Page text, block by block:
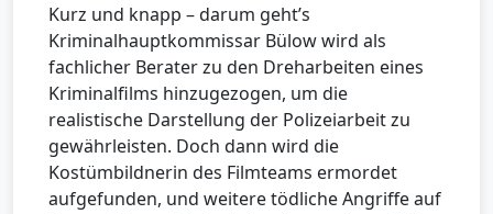
Kurz und knapp – darum geht’s
Kriminalhauptkommissar Bülow wird als
fachlicher Berater zu den Dreharbeiten eines
Kriminalfilms hinzugezogen, um die
realistische Darstellung der Polizeiarbeit zu
gewährleisten. Doch dann wird die
Kostümbildnerin des Filmteams ermordet
aufgefunden, und weitere tödliche Angriffe auf